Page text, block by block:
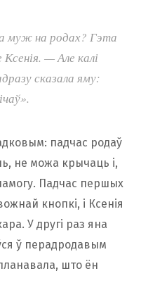
муж на родах? Гэта
— Але калі
сказала яму:
падчас родаў
не можа крычаць і,
Падчас першых
кнопкі, і Ксенія
У другі раз яна
ў перадродавым
што ён